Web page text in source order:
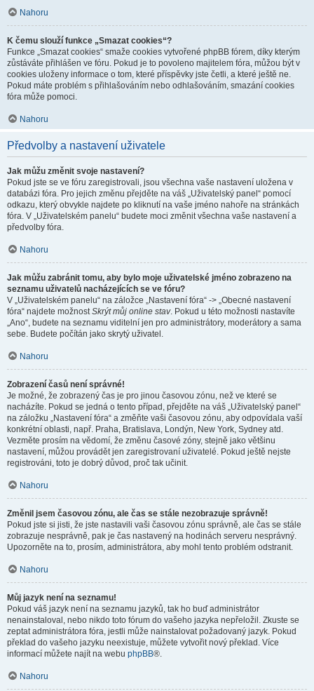
Nahoru
K čemu slouží funkce „Smazat cookies“?
Funkce „Smazat cookies“ smaže cookies vytvořené phpBB fórem, díky kterým
zůstáváte přihlášen ve fóru. Pokud je to povoleno majitelem fóra, můžou být v
cookies uloženy informace o tom, které příspěvky jste četli, a které ještě ne.
Pokud máte problém s přihlašováním nebo odhlašováním, smazání cookies
fóra může pomoci.
Nahoru
Předvolby a nastavení uživatele
Jak můžu změnit svoje nastavení?
Pokud jste se ve fóru zaregistrovali, jsou všechna vaše nastavení uložena v
databázi fóra. Pro jejich změnu přejděte na váš „Uživatelský panel“ pomocí
odkazu, který obvykle najdete po kliknutí na vaše jméno nahoře na stránkách
fóra. V „Uživatelském panelu“ budete moci změnit všechna vaše nastavení a
předvolby fóra.
Nahoru
Jak můžu zabránit tomu, aby bylo moje uživatelské jméno zobrazeno na
seznamu uživatelů nacházejících se ve fóru?
V „Uživatelském panelu“ na záložce „Nastavení fóra“ -> „Obecné nastavení
fóra“ najdete možnostSkrýt můj online stav. Pokud u této možnosti nastavíte
„Ano“, budete na seznamu viditelní jen pro administrátory, moderátory a sama
sebe. Budete počítán jako skrytý uživatel.
Nahoru
Zobrazení časů není správné!
Je možné, že zobrazený čas je pro jinou časovou zónu, než ve které se
nacházíte. Pokud se jedná o tento případ, přejděte na váš „Uživatelský panel“
na záložku „Nastavení fóra“ a změňte vaši časovou zónu, aby odpovídala vaší
konkrétní oblasti, např. Praha, Bratislava, Londýn, New York, Sydney atd.
Vezměte prosím na vědomí, že změnu časové zóny, stejně jako většinu
nastavení, můžou provádět jen zaregistrovaní uživatelé. Pokud ještě nejste
registrováni, toto je dobrý důvod, proč tak učinit.
Nahoru
Změnil jsem časovou zónu, ale čas se stále nezobrazuje správně!
Pokud jste si jisti, že jste nastavili vaši časovou zónu správně, ale čas se stále
zobrazuje nesprávně, pak je čas nastavený na hodinách serveru nesprávný.
Upozorněte na to, prosím, administrátora, aby mohl tento problém odstranit.
Nahoru
Můj jazyk není na seznamu!
Pokud váš jazyk není na seznamu jazyků, tak ho buď administrátor
nenainstaloval, nebo nikdo toto fórum do vašeho jazyka nepřeložil. Zkuste se
zeptat administrátora fóra, jestli může nainstalovat požadovaný jazyk. Pokud
překlad do vašeho jazyku neexistuje, můžete vytvořit nový překlad. Více
informací můžete najít na webu phpBB®.
Nahoru